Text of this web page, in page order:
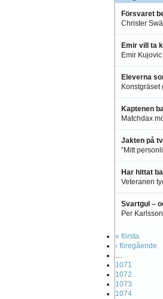
Försvaret
Christer
Emir vill ta
Emir
Eleverna
Konstgräset
Kaptenen
Matchdax
Jakten på
”Mitt
Har hittat
Veteranen
Svartgul –
Per
« första
‹ föregående
…
1071
1072
1073
1074